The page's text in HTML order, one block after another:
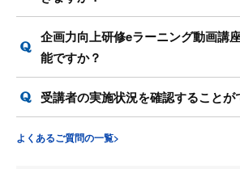
企画力向上研修eラーニング動画講
能ですか？
受講者の実施状況を確認することが
よくあるご質問の一覧>